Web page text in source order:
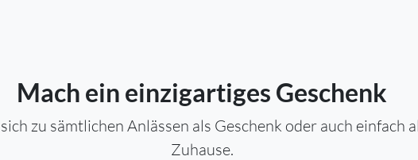
Mach ein einzigartiges Geschenk
zu sämtlichen Anlässen als Geschenk oder auch einfach
Zuhause.